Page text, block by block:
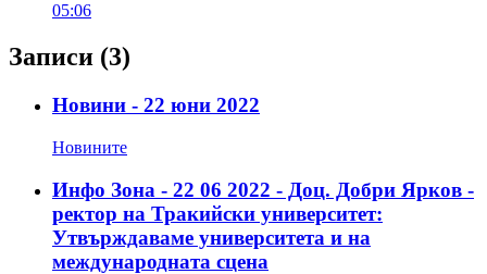
05:06
Записи (3)
Новини - 22 юни 2022
Новините
Инфо Зона - 22 06 2022 - Доц. Добри Ярков -
ректор на Тракийски университет:
Утвърждаваме университета и на
международната сцена